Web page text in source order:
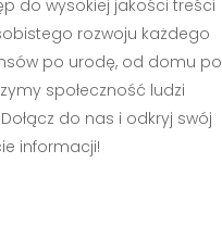
do wysokiej jakości treści
rozwoju każdego
po urodę, od domu po
społeczność ludzi
do nas i odkryj swój
informacji!